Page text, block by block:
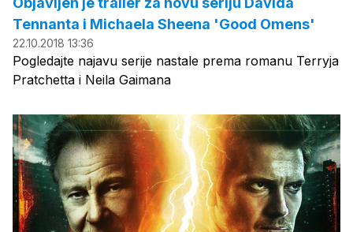
Tennanta i Michaela Sheena 'Good Omens'
22.10.2018 13:36
Pogledajte najavu serije nastale prema romanu Terryja
Pratchetta i Neila Gaimana